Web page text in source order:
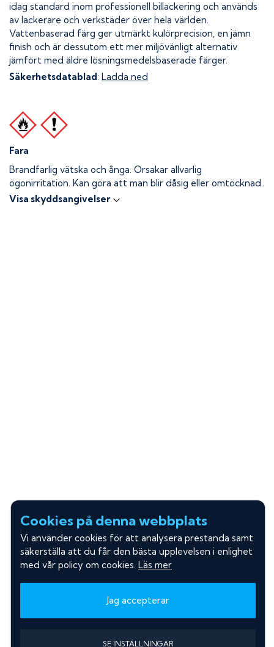
idag standard inom professionell billackering och används
av lackerare och verkstäder över hela världen.
Vattenbaserad färg ger utmärkt kulörprecision, en jämn
finish och är dessutom ett mer miljövänligt alternativ
jämfört med äldre lösningsmedelsbaserade färger.
Säkerhetsdatablad: Ladda ned
Fara
Brandfarlig vätska och ånga. Orsakar allvarlig
ögonirritation. Kan göra att man blir dåsig eller omtöcknad.
Visa skyddsangivelser
Cookies på denna webbplats
Vi använder cookies för att analysera prestanda samt
säkerställa att du får den bästa upplevelsen i enlighet
med vår policy om cookies. Läs mer
Jag accepterar
SE INSTÄLLNINGAR